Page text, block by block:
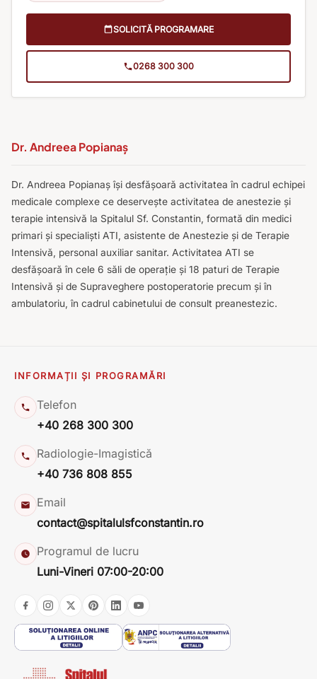
SOLICITĂ PROGRAMARE
0268 300 300
Dr. Andreea Popianaș
Dr. Andreea Popianaș își desfășoară activitatea în cadrul echipei
medicale complexe ce deservește activitatea de anestezie și
terapie intensivă la Spitalul Sf. Constantin, formată din medici
primari și specialiști ATI, asistente de Anestezie și de Terapie
Intensivă, personal auxiliar sanitar. Activitatea ATI se
desfășoară în cele 6 săli de operație și 18 paturi de Terapie
Intensivă și de Supraveghere postoperatorie precum și în
ambulatoriu, în cadrul cabinetului de consult preanestezic.
INFORMAȚII ȘI PROGRAMĂRI
Telefon
+40 268 300 300
Radiologie-Imagistică
+40 736 808 855
Email
contact@spitalulsfconstantin.ro
Programul de lucru
Luni-Vineri 07:00-20:00